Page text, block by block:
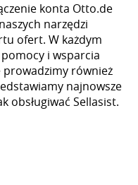
konta Otto.de
narzędzi
ofert. W każdym
i wsparcia
prowadzimy również
najnowsze
obsługiwać Sellasist.